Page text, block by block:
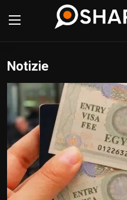
Accedi
Home
Shopping
Notizie
Tour
Notizie